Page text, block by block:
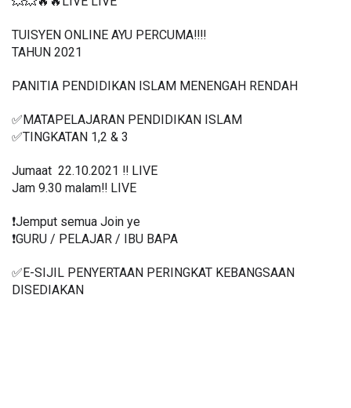
TUISYEN ONLINE AYU PERCUMA‼️‼️
TAHUN 2021
PANITIA PENDIDIKAN ISLAM MENENGAH RENDAH
✅MATAPELAJARAN PENDIDIKAN ISLAM
✅TINGKATAN 1,2 & 3
Jumaat  22.10.2021 ‼️ LIVE
Jam 9.30 malam‼️ LIVE
❗️Jemput semua Join ye
❗️GURU / PELAJAR / IBU BAPA
✅E-SIJIL PENYERTAAN PERINGKAT KEBANGSAAN
DISEDIAKAN